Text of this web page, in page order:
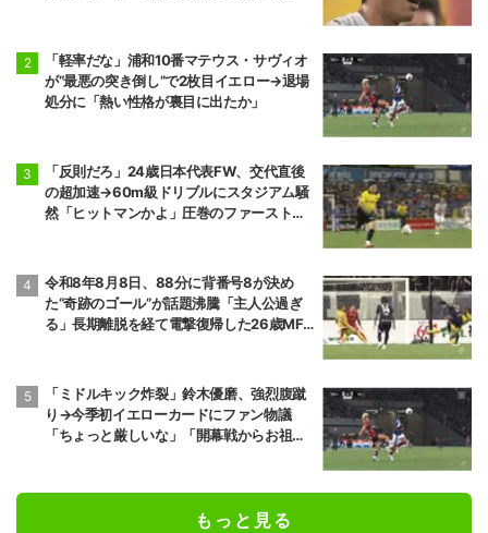
「軽率だな」浦和10番マテウス・サヴィオ
が“最悪の突き倒し”で2枚目イエロー→退場
処分に「熱い性格が裏目に出たか」
「反則だろ」24歳日本代表FW、交代直後
の超加速→60m級ドリブルにスタジアム騒
然「ヒットマンかよ」圧巻のファーストプ
令和8年8月8日、88分に背番号8が決め
た“奇跡のゴール”が話題沸騰「主人公過ぎ
る」長期離脱を経て電撃復帰した26歳MF
「ミドルキック炸裂」鈴木優磨、強烈腹蹴
り→今季初イエローカードにファン物議
「ちょっと厳しいな」「開幕戦からお祖母
もっと見る